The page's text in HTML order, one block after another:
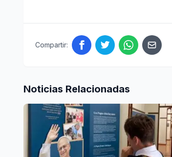
Compartir:
Noticias Relacionadas